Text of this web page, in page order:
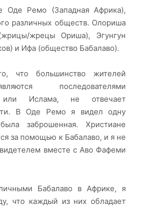
Оде Ремо (Западная Африка),
различных обществ. Олориша
жрецы Ориша), Эгунгун
и Ифа (общество Бабалаво).
что большинство жителей
последователями
или Ислама, не отвечает
В Оде Ремо я видел одну
заброшенная. Христиане
за помощью к Бабалаво, и я не
вместе с Аво Фафеми
Бабалаво в Африке, я
что каждый из них обладает